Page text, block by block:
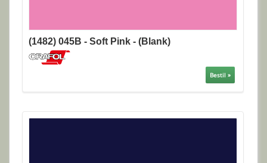
(1482) 045B - Soft Pink - (Blank)
Bestil »